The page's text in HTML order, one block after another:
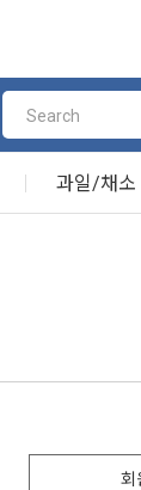
과일/채소
회